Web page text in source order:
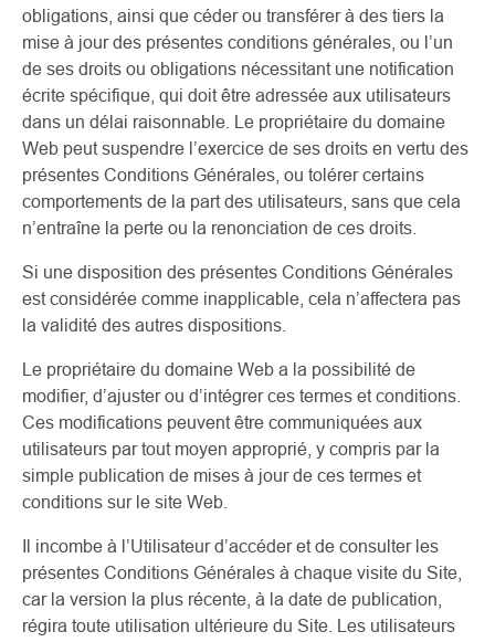
obligations, ainsi que céder ou transférer à des tiers la
mise à jour des présentes conditions générales, ou l’un
de ses droits ou obligations nécessitant une notification
écrite spécifique, qui doit être adressée aux utilisateurs
dans un délai raisonnable. Le propriétaire du domaine
Web peut suspendre l’exercice de ses droits en vertu des
présentes Conditions Générales, ou tolérer certains
comportements de la part des utilisateurs, sans que cela
n’entraîne la perte ou la renonciation de ces droits.
Si une disposition des présentes Conditions Générales
est considérée comme inapplicable, cela n’affectera pas
la validité des autres dispositions.
Le propriétaire du domaine Web a la possibilité de
modifier, d’ajuster ou d’intégrer ces termes et conditions.
Ces modifications peuvent être communiquées aux
utilisateurs par tout moyen approprié, y compris par la
simple publication de mises à jour de ces termes et
conditions sur le site Web.
Il incombe à l’Utilisateur d’accéder et de consulter les
présentes Conditions Générales à chaque visite du Site,
car la version la plus récente, à la date de publication,
régira toute utilisation ultérieure du Site. Les utilisateurs